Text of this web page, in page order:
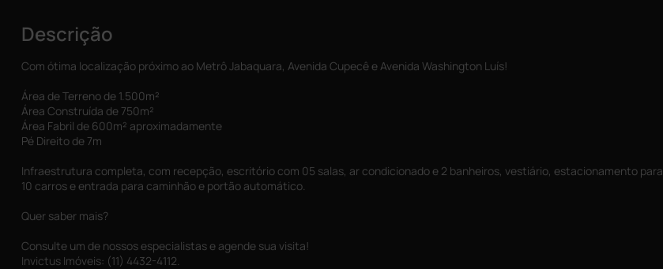
Descrição
Com ótima localização próximo ao Metrô Jabaquara, Avenida Cupecê e Avenida Washington Luís!
Área de Terreno de 1.500m²
Área Construída de 750m²
Área Fabril de 600m² aproximadamente
Pé Direito de 7m
Infraestrutura completa, com recepção, escritório com 05 salas, ar condicionado e 2 banheiros, vestiário, estacionamento para
10 carros e entrada para caminhão e portão automático.
Quer saber mais?
Consulte um de nossos especialistas e agende sua visita!
Invictus Imóveis: (11) 4432-4112.